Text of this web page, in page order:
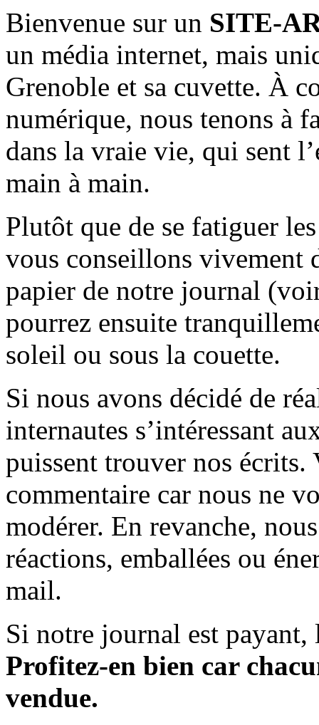
Bienvenue sur un SITE-
un média internet, mais
Grenoble et sa cuvette. À
numérique, nous tenons à
dans la vraie vie, qui sent
main à main.
Plutôt que de se fatiguer
vous conseillons vivement
papier de notre journal
pourrez ensuite
soleil ou sous la couette.
Si nous avons décidé de
internautes s’intéressant
puissent trouver nos écrits.
commentaire car nous ne
modérer. En revanche,
réactions, emballées ou
mail.
Si notre journal est payant,
Profitez-en bien car
vendue.